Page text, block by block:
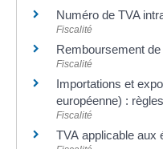
Numéro de TVA
Fiscalité
Remboursement
Fiscalité
Importations et
européenne) :
Fiscalité
TVA applicable aux